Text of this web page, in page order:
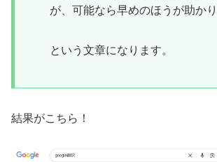
が、可能なら早めのほうが助かり
という文章になります。
結果がこちら！